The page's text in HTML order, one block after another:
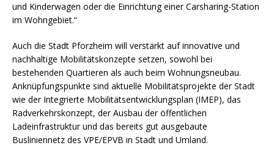
und Kinderwagen oder die Einrichtung einer Carsharing-Station
im Wohngebiet.“
Auch die Stadt Pforzheim will verstärkt auf innovative und
nachhaltige Mobilitätskonzepte setzen, sowohl bei
bestehenden Quartieren als auch beim Wohnungsneubau.
Anknüpfungspunkte sind aktuelle Mobilitätsprojekte der Stadt
wie der Integrierte Mobilitätsentwicklungsplan (IMEP), das
Radverkehrskonzept, der Ausbau der öffentlichen
Ladeinfrastruktur und das bereits gut ausgebaute
Busliniennetz des VPE/EPVB in Stadt und Umland.